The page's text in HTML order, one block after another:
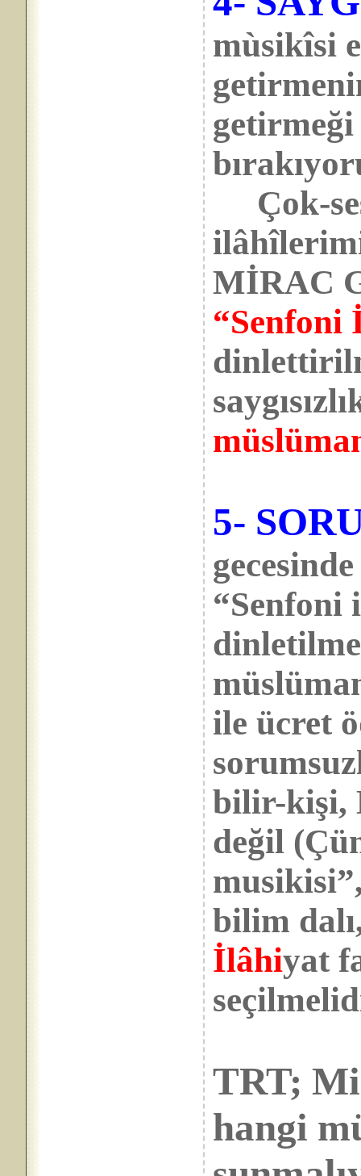
mùsikîsi
Çok-
MİRAC
“Senfoni
5-
“Senfoni
ile ücret
bilir-kişi,
değil
bilim
İlâhiyat
TRT;
hangi